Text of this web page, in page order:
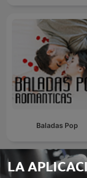
Baladas Pop